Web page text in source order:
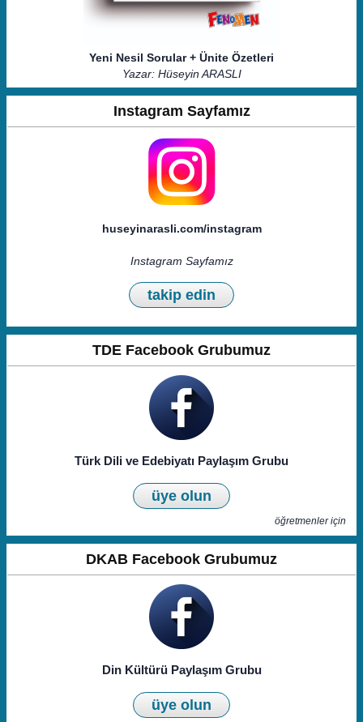
Yeni Nesil Sorular + Ünite Özetleri
Yazar: Hüseyin ARASLI
Instagram Sayfamız
huseyinarasli.com/instagram
Instagram Sayfamız
takip edin
TDE Facebook Grubumuz
Türk Dili ve Edebiyatı Paylaşım Grubu
üye olun
öğretmenler için
DKAB Facebook Grubumuz
Din Kültürü Paylaşım Grubu
üye olun